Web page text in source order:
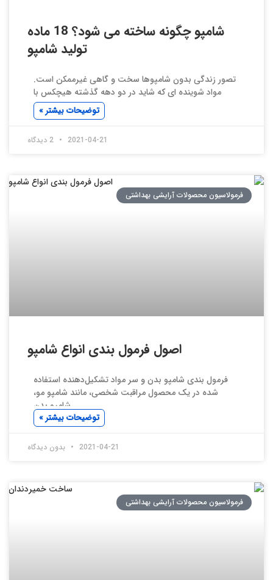
شامپو چگونه ساخته می شود؟ 18 ماده
تولید شامپو
تصور زندگی بدون شامپوها سخت و گاهی غیرممکن است.
مواد شوینده ای که شاید در دو دهه گذشته هیچکس با
توضیحات بیشتر »
2021-04-21
فرمولاسیون محصولات آرایشی بهداشتی
اصول فرمول بندی انواع شامپو
فرمول بندی شامپو بدن و سر مواد تشکیل‌دهنده استفاده
شده در یک محصول مراقبت شخصی، مانند شامپو مو،
شامپو بدن
توضیحات بیشتر »
2021-04-21 بدون دیدگاه
فرمولاسیون محصولات آرایشی بهداشتی